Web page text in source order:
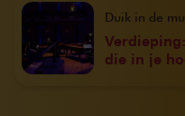
die in je
Duik in de